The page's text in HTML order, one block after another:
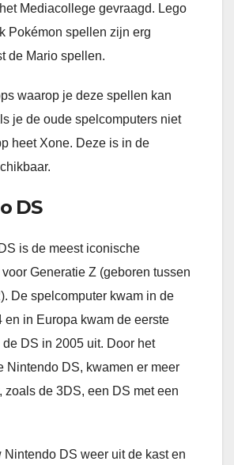
Mediacollege gevraagd. Lego
Pokémon spellen zijn erg
de Mario spellen.
waarop je deze spellen kan
je de oude spelcomputers niet
heet Xone. Deze is in de
DS
is de meest iconische
Generatie Z (geboren tussen
De spelcomputer kwam in de
en in Europa kwam de eerste
DS in 2005 uit. Door het
Nintendo DS, kwamen er meer
zoals de 3DS, een DS met een
Nintendo DS weer uit de kast en